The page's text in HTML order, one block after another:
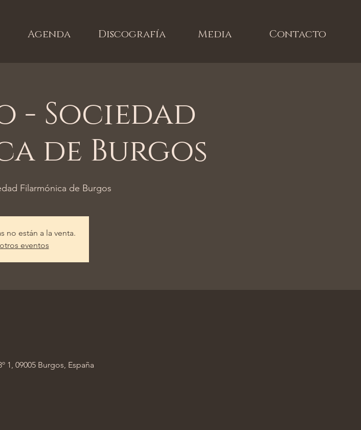
Agenda Discografía Media Contacto
- Sociedad
de Burgos
Filarmónica de Burgos
no están a la venta.
eventos
1, 09005 Burgos, España